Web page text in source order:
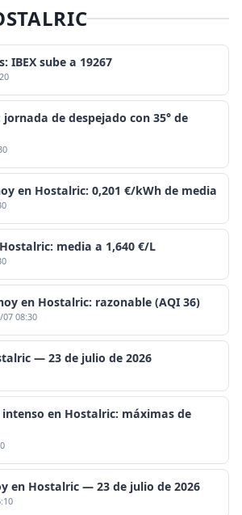
IBEX sube a 19267
jornada de despejado con 35° de
en Hostalric: 0,201 €/kWh de media
media a 1,640 €/L
en Hostalric: razonable (AQI 36)
07 08:30
— 23 de julio de 2026
en Hostalric: máximas de
en Hostalric — 23 de julio de 2026